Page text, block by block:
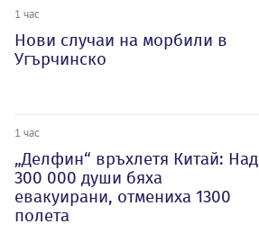
1 час
Нови случаи на морбили в
Угърчинско
1 час
„Делфин“ връхлетя Китай: Над
300 000 души бяха
евакуирани, отмениха 1300
полета